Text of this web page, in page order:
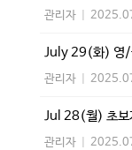
관리자
July 29(화) 영/
관리자
Jul 28(월) 초
관리자